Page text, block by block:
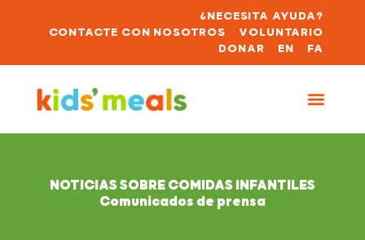
¿NECESITA AYUDA?
CONTACTE CON NOSOTROS
VOLUNTARIO
DONAR
EN FA
NOTICIAS SOBRE COMIDAS INFANTILES
Comunicados de prensa